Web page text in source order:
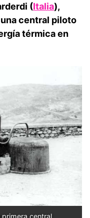
(Italia),
central piloto
térmica en